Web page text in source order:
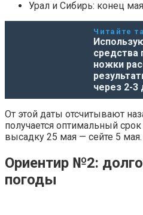
Урал и Сибирь: конец
Читайте
средства
ножки
через 2-3
От этой даты отсчитывают
получается оптимальный
высадку 25 мая — сейте 5 мая.
Ориентир №2:
погоды